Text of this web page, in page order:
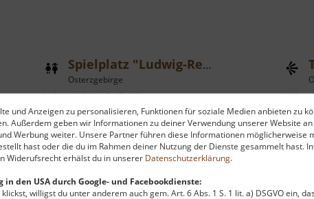
und Anzeigen zu personalisieren, Funktionen für soziale Medien anbieten zu
Außerdem geben wir Informationen zu deiner Verwendung unserer Website
Werbung weiter. Unsere Partner führen diese Informationen möglicherweise
hast oder die du im Rahmen deiner Nutzung der Dienste gesammelt hast.
Widerufsrecht erhälst du in unserer Datenschutzerklärung.
den USA durch Google- und Facebookdienste:
willigst du unter anderem auch gem. Art. 6 Abs. 1 S. 1 lit. a) DSGVO ein,
Spielplatz "Ludwig-Renn-Park"
Osterzgebirge
aktuell vom 23.07.2024 / Zugriffe: 2191
41 km vom aktuellen Standort
aktuell vom
48 km